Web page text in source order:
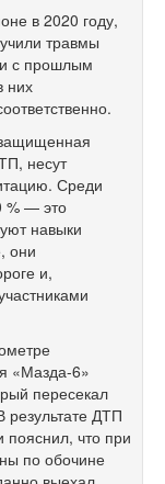
в 2020 году,
травмы
с прошлым
них
несут
Среди
% — это
навыки
они
и,
«Мазда-6»
пересекал
результате ДТП
пояснил, что при
по обочине